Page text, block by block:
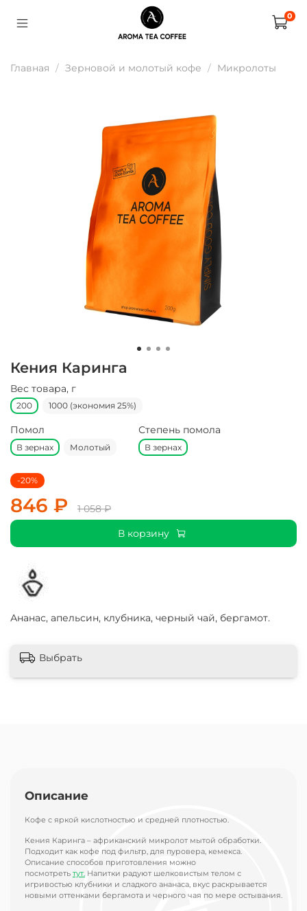
0
Главная Зерновой и молотый кофе Микролоты
Кения Каринга
Вес товара, г
200 1000 (экономия 25%)
Помол
В зернах Молотый
Степень помола
В зернах
-20%
846 ₽
1 058 ₽
В корзину
Ананас, апельсин, клубника, черный чай, бергамот.
Выбрать
Описание
Кофе с яркой кислотностью и средней плотностью.
Кения Каринга – африканский микролот мытой обработки.
Подходит как кофе под фильтр, для пуровера, кемекса.
Описание способов приготовления можно
посмотреть тут. Напитки радуют шелковистым телом с
игривостью клубники и сладкого ананаса, вкус раскрывается
новыми оттенками бергамота и черного чая по мере остывания.